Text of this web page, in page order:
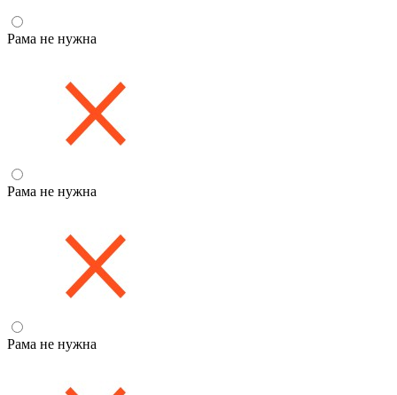
Рама не нужна
Рама не нужна
Рама не нужна